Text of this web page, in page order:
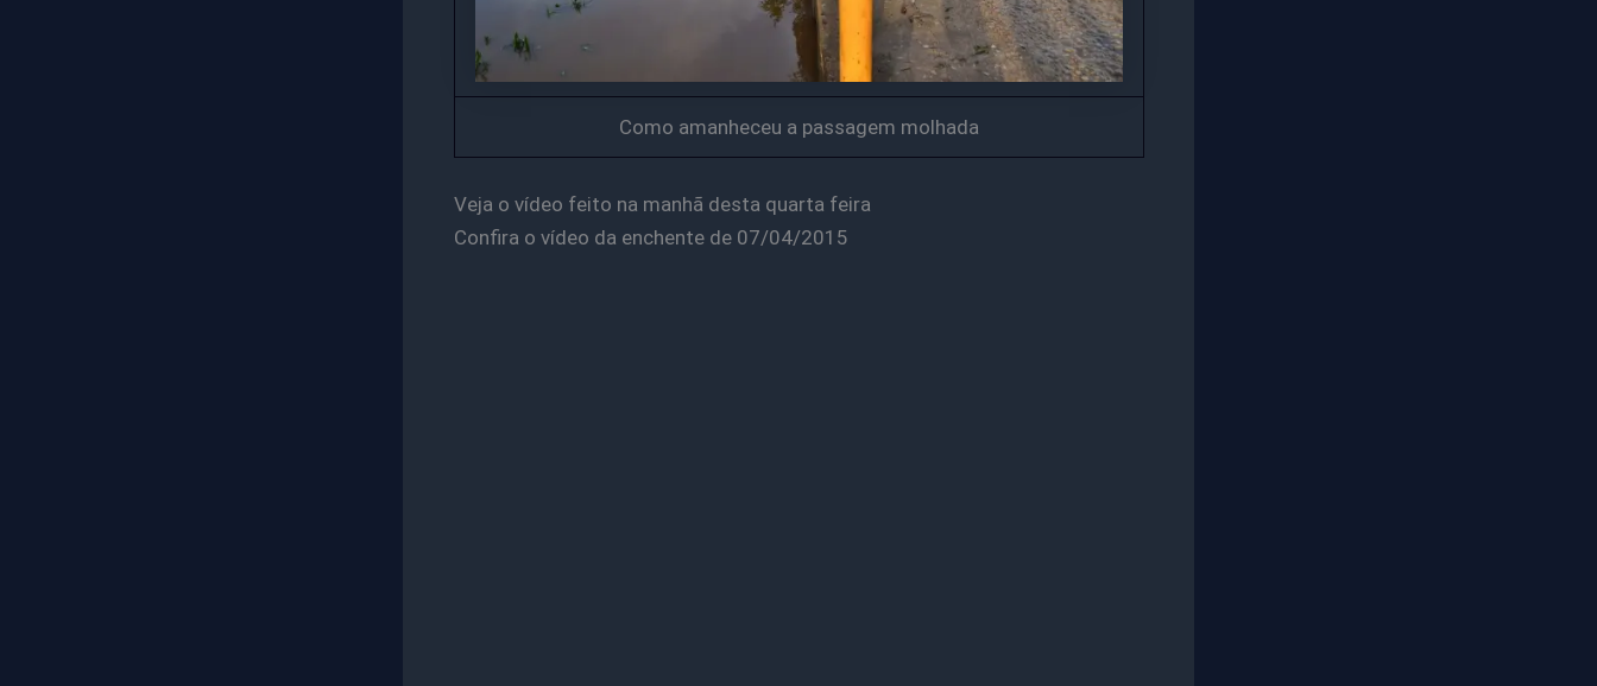
Como amanheceu a passagem molhada
Veja o vídeo feito na manhã desta quarta feira
Confira o vídeo da enchente de 07/04/2015